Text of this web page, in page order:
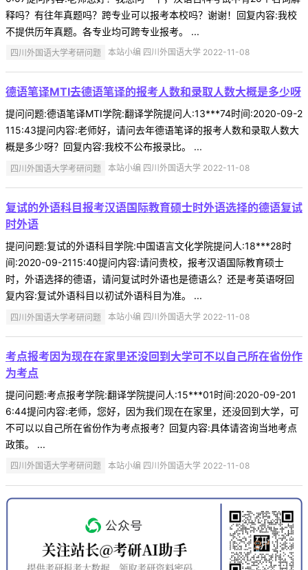
释吗？有往年真题吗？跨专业可以报考本校吗？谢谢！回复内容:我校
不提供历年真题。各专业均可跨专业报考。 ...
四川外国语大学考研问题 本站小编 四川外国语大学 2022-11-08
德语笔译MTI去德语笔译的报考人数和录取人数大概是多少呀
提问问题:德语笔译MTI学院:翻译学院提问人:13***74时间:2020-09-2
115:43提问内容:老师好，请问去年德语笔译的报考人数和录取人数大
概是多少呀？回复内容:我校不公布报录比。 ...
四川外国语大学考研问题 本站小编 四川外国语大学 2022-11-08
复试的外语科目报考汉语国际教育硕士时外语选择的德语复试
时外语
提问问题:复试的外语科目学院:中国语言文化学院提问人:18***28时
间:2020-09-2115:40提问内容:请问贵校，报考汉语国际教育硕士
时，外语选择的德语，请问复试时外语也是德语么？还是考英语呀回
复内容:复试外语科目以初试外语科目为准。 ...
四川外国语大学考研问题 本站小编 四川外国语大学 2022-11-08
考点报考因为现在在家里还没回到大学可不以自己所在省份作
为考点
提问问题:考点报考学院:翻译学院提问人:15***01时间:2020-09-201
6:44提问内容:老师，您好，因为我们现在在家里，还没回到大学，可
不可以以自己所在省份作为考点报考？回复内容:具体请咨询当地考点
政策。 ...
四川外国语大学考研问题 本站小编 四川外国语大学 2022-11-08